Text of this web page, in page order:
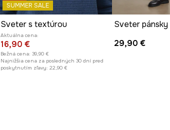
SUMMER SALE
Sveter s textúrou
Aktuálna cena:
16,90 €
Bežná cena: 39,90 €
Najnižšia cena za posledných 30 dní pred
poskytnutím zľavy: 22,90 €
Sveter pánsky
29,90 €